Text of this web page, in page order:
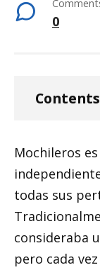
0
Contents
Mochileros
todas sus
consideraba
pero cada